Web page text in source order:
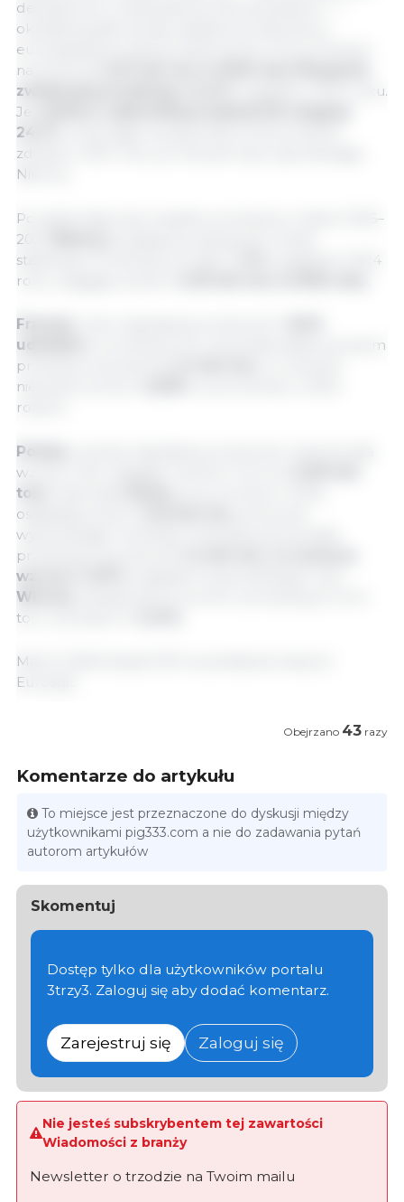
dekadę temu wydawała się niewyobrażalna — i
okazała się główną siłą napędową odbudowy
europejskiej produkcji wieprzowiny. Przy produkcji
na poziomie
zwiększyła produkcję o 6,4%
względem 2024 roku.
Jej
24,1%
zdobył w 2021 roku, po raz pierwszy wyprzedzając
Niemcy.
Po systematycznym spadku produkcji w latach 2016–
2023
stabilizacji. Produkcja wzrosła o
względem 2024
roku, osiągając poziom
Francja,
udziałem
w produkcji UE, utrzymała stabilny poziom
produkcji na poziomie
niewielki wzrost o
rokiem.
Polska,
wzrost o 5%, osiągając niemal 2 mln ton
ton)
osiągnęła poziom
wyprzedzając Holandię. Holandia potwierdziła
produkcję na poziomie
wzrost o 1,57%
Włochy
ton i wzrostem o
Maj 13, 2026/ Zespół 333 na podstawie danych
Eurostat.
Obejrzano 43 razy
Komentarze do artykułu
To miejsce jest przeznaczone do dyskusji między
użytkownikami pig333.com a nie do zadawania pytań
autorom artykułów
Skomentuj
Dostęp tylko dla użytkowników portalu
3trzy3. Zaloguj się aby dodać komentarz.
Zarejestruj się Zaloguj się
Nie jesteś subskrybentem tej zawartości
Wiadomości z branży
Newsletter o trzodzie na Twoim mailu